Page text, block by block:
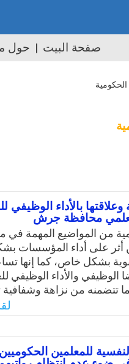
صفحة البيت حول
وعلاقتها بالأداء الوظيفي
محافظة جرش
من المواضيع المهمة في
من أثر على أداء المؤسسات
بشكل خاص، كما إنها
والأداء الوظيفي
تتضمنه من نزاهة وشفافية
مما يحسن ولاءهم
العمل. وللعدالة
التوزيعية، وتتعلق بما
وحوافز تتناسب مع جهده؛
عدالة الإجراءات المتبعة
للمعلمين